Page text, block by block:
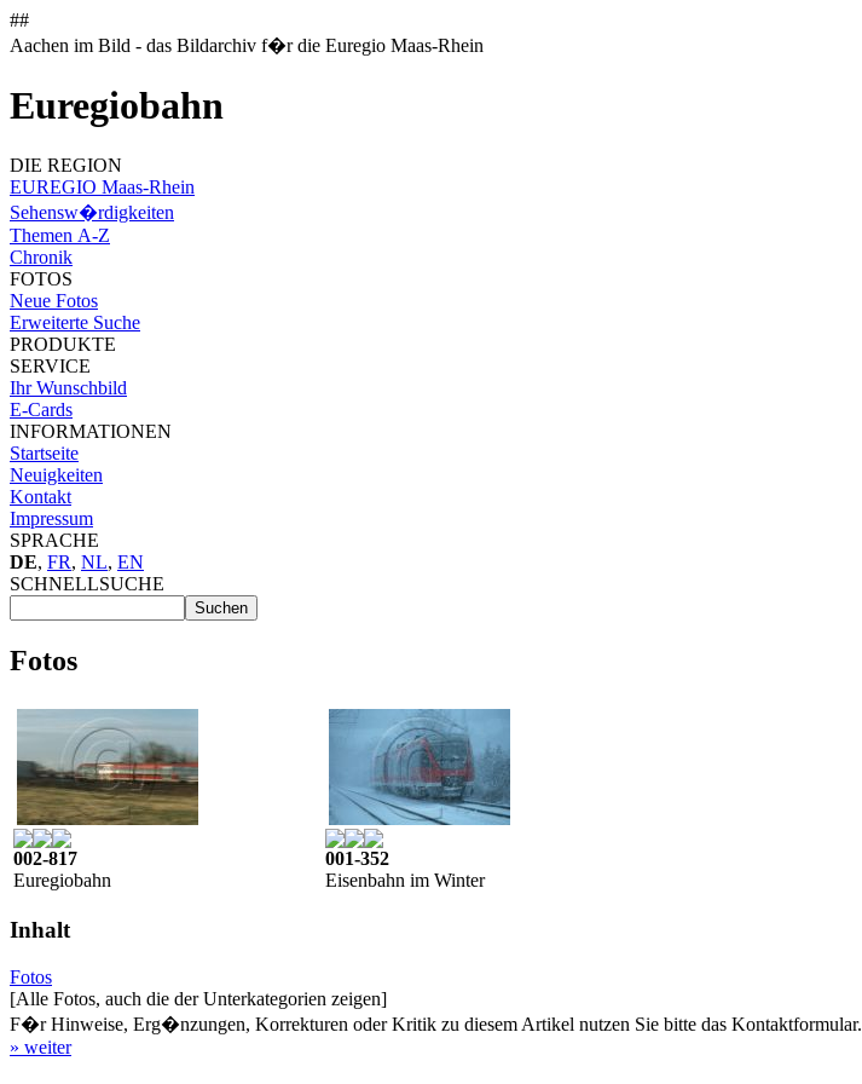
##
Aachen im Bild - das Bildarchiv f�r die Euregio Maas-Rhein
Euregiobahn
DIE REGION
EUREGIO Maas-Rhein
Sehensw�rdigkeiten
Themen A-Z
Chronik
FOTOS
Neue Fotos
Erweiterte Suche
PRODUKTE
SERVICE
Ihr Wunschbild
E-Cards
INFORMATIONEN
Startseite
Neuigkeiten
Kontakt
Impressum
SPRACHE
DE, FR, NL, EN
SCHNELLSUCHE
Fotos
002-817
Euregiobahn
001-352
Eisenbahn im Winter
Inhalt
Fotos
[Alle Fotos, auch die der Unterkategorien zeigen]
F�r Hinweise, Erg�nzungen, Korrekturen oder Kritik zu diesem Artikel nutzen Sie bitte das Kontaktformular.
» weiter